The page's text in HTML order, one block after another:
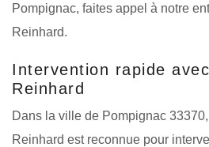
Pompignac, faites appel à notre
Reinhard.
Intervention rapide
Reinhard
Dans la ville de Pompignac
Reinhard est reconnue pour